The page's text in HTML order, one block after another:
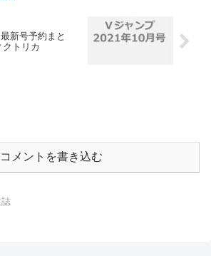
新号予約まと
トリカ
コメントを書き込む